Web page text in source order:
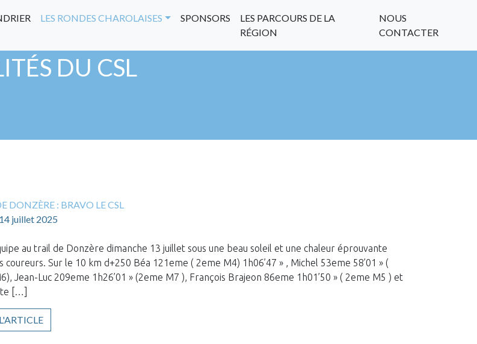
LES RONDES CHAROLAISES SPONSORS
LES PARCOURS DE LA
RÉGION
NOUS
CONTACTER
DU CSL
DONZÈRE : BRAVO LE CSL
juillet 2025
au trail de Donzère dimanche 13 juillet sous une beau soleil et une chaleur éprouvante
coureurs. Sur le 10 km d+250 Béa 121eme ( 2eme M4) 1h06’47 » , Michel 53eme 58’01 » (
Jean-Luc 209eme 1h26’01 » (2eme M7 ), François Brajeon 86eme 1h01’50 » ( 2eme M5 ) et
[…]